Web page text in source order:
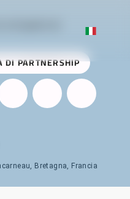
da
DI PARTNERSHIP
Bretagna, Francia